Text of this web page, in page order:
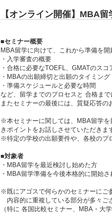
【オンライン開催】MBA
■セミナー概要
MBA留学に向けて、これから準備を開
・入学審査の概要
・合格に必要なTOEFL、GMATのスコ
・MBAの出願締切と出願のタイミング
・準備スケジュールと必要な時間
など、留学までのプロセスと 合格ま
またセミナーの最後には、質疑応答の
※本セミナーに関しては、MBA留学
きポイントをお話しさせていただきま
※特定の学校の出願要件や、各校のプ
■対象者
・MBA留学を最近検討し始めた方
・MBA留学準備を今後本格的に開始
※既にアゴスで何らかのセミナーにご
内容的に重複している部分が多々ご
（特に 各国比較セミナー、MBA・大